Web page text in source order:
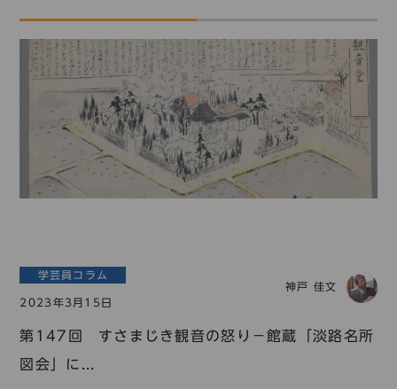
学芸員コラム
2023年3月15日
神戸 佳文
第147回 すさまじき観音の怒り－館蔵「淡路名所
図会」に...